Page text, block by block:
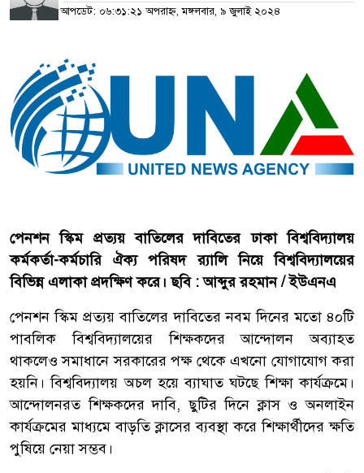
আপডেট: ০৬:৩১:২১ অপরাহ্ন, মঙ্গলবার, ৯ জুলাই ২০২৪
পেনশন স্কিম প্রত্যয় বাতিলের দাবিতের ঢাকা বিশ্ববিদ্যালয়
কর্মকর্তা-কর্মচারি ঐক্য পরিষদ র‍্যালি নিয়ে বিশ্ববিদ্যালয়ের
বিভিন্ন এলাকা প্রদক্ষিণ করে। ছবি : আব্দুর রহমান / ইউএনএ
পেনশন স্কিম প্রত্যয় বাতিলের দাবিতের নবম দিনের মতো ৪০টি
পাবলিক বিশ্ববিদ্যালয়ের শিক্ষকদের আন্দোলন অব্যাহত
থাকলেও সমাধানে সরকারের পক্ষ থেকে এখনো যোগাযোগ করা
হয়নি। বিশ্ববিদ্যালয় অচল হয়ে ব্যাঘাত ঘটছে শিক্ষা কার্যক্রমে।
আন্দোলনরত শিক্ষকদের দাবি, ছুটির দিনে ক্লাস ও অনলাইন
কার্যক্রমের মাধ্যমে বাড়তি ক্লাসের ব্যবস্থা করে শিক্ষার্থীদের ক্ষতি
পুষিয়ে নেয়া সম্ভব।